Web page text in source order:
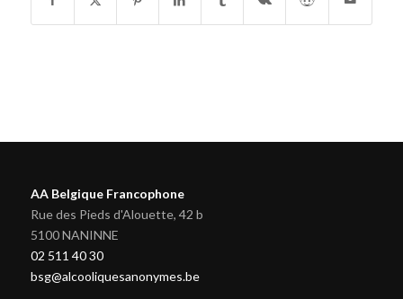
AA Belgique Francophone
Rue des Pieds d'Alouette, 42 b
5100 NANINNE
02 511 40 30
bsg@alcooliquesanonymes.be